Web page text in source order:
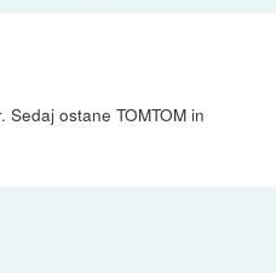
ostane TOMTOM in